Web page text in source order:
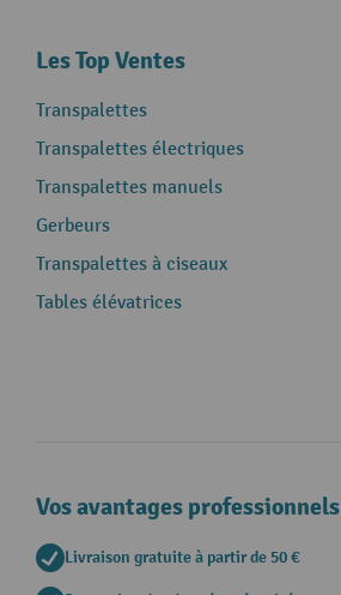
Les Top Ventes
Transpalettes
Transpalettes électriques
Transpalettes manuels
Gerbeurs
Transpalettes à ciseaux
Tables élévatrices
Vos avantages professionnels
Livraison gratuite à partir de 50 €